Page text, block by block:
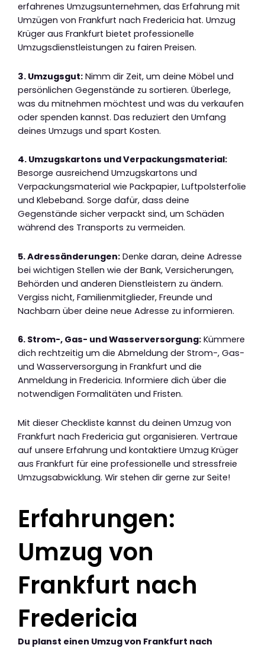
erfahrenes Umzugsunternehmen, das Erfahrung mit
Umzügen von Frankfurt nach Fredericia hat. Umzug
Krüger aus Frankfurt bietet professionelle
Umzugsdienstleistungen zu fairen Preisen.
3. Umzugsgut: Nimm dir Zeit, um deine Möbel und
persönlichen Gegenstände zu sortieren. Überlege,
was du mitnehmen möchtest und was du verkaufen
oder spenden kannst. Das reduziert den Umfang
deines Umzugs und spart Kosten.
4. Umzugskartons und Verpackungsmaterial:
Besorge ausreichend Umzugskartons und
Verpackungsmaterial wie Packpapier, Luftpolsterfolie
und Klebeband. Sorge dafür, dass deine
Gegenstände sicher verpackt sind, um Schäden
während des Transports zu vermeiden.
5. Adressänderungen: Denke daran, deine Adresse
bei wichtigen Stellen wie der Bank, Versicherungen,
Behörden und anderen Dienstleistern zu ändern.
Vergiss nicht, Familienmitglieder, Freunde und
Nachbarn über deine neue Adresse zu informieren.
6. Strom-, Gas- und Wasserversorgung: Kümmere
dich rechtzeitig um die Abmeldung der Strom-, Gas-
und Wasserversorgung in Frankfurt und die
Anmeldung in Fredericia. Informiere dich über die
notwendigen Formalitäten und Fristen.
Mit dieser Checkliste kannst du deinen Umzug von
Frankfurt nach Fredericia gut organisieren. Vertraue
auf unsere Erfahrung und kontaktiere Umzug Krüger
aus Frankfurt für eine professionelle und stressfreie
Umzugsabwicklung. Wir stehen dir gerne zur Seite!
Erfahrungen:
Umzug von
Frankfurt nach
Fredericia
Du planst einen Umzug von Frankfurt nach